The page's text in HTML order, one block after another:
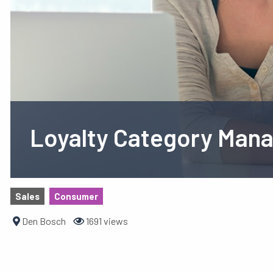
Loyalty Category
Sales Consumer
Den Bosch 1691 views